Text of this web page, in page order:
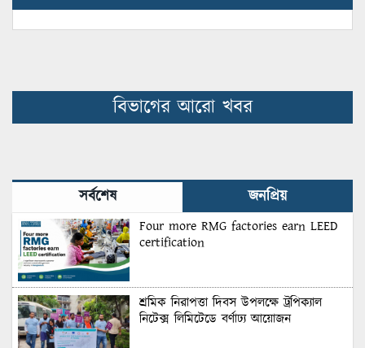
বিভাগের আরো খবর
সর্বশেষ জনপ্রিয়
Four more RMG factories earn LEED
certification
শ্রমিক নিরাপত্তা দিবস উপলক্ষে ট্রপিক্যাল
নিটেক্স লিমিটেডে বর্ণাঢ্য আয়োজন